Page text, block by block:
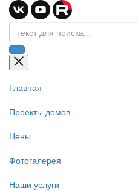
Главная
Проекты домов
Цены
Фотогалерея
Наши услуги